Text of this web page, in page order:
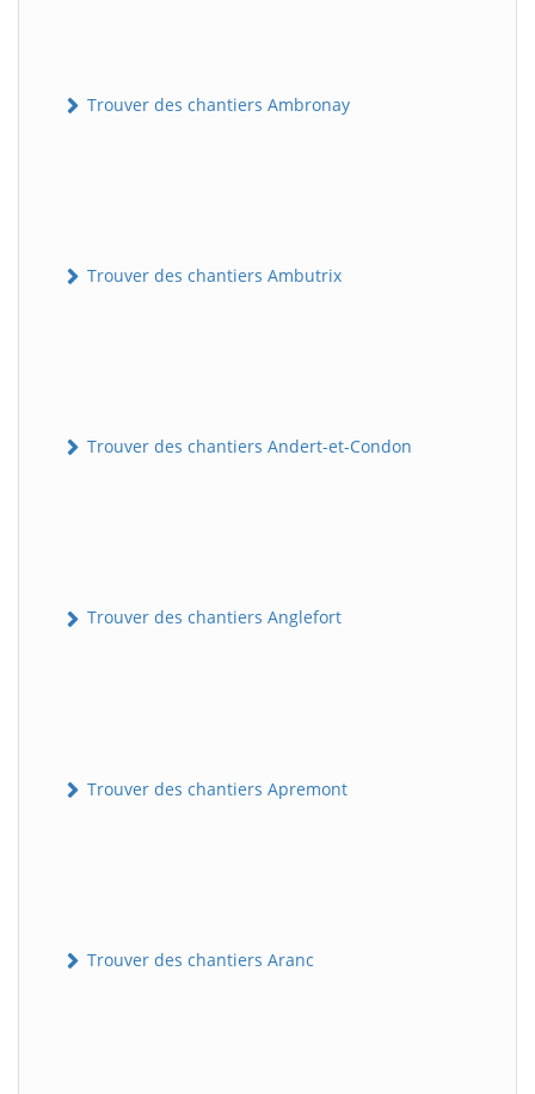
Trouver des chantiers Ambronay
Trouver des chantiers Ambutrix
Trouver des chantiers Andert-et-Condon
Trouver des chantiers Anglefort
Trouver des chantiers Apremont
Trouver des chantiers Aranc